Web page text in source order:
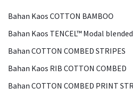
Bahan Kaos COTTON BAMBOO
Bahan Kaos TENCEL™ Modal
Bahan COTTON COMBED STRIPES
Bahan Kaos RIB COTTON COMBED
Bahan COTTON COMBED PRINT